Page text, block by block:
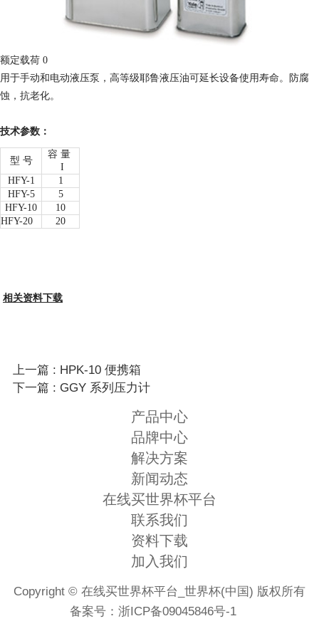
额定载荷 0
用于手动和电动液压泵，高等级耶鲁液压油可延长设备使用寿命。防腐
蚀，抗老化。
技术参数：
型 号
容 量
I
HFY-1
1
HFY-5
5
HFY-10
10
HFY-20
20
相关资料下载
上一篇 : HPK-10 便携箱
下一篇 : GGY 系列压力计
产品中心
品牌中心
解决方案
新闻动态
在线买世界杯平台
联系我们
资料下载
加入我们
Copyright © 在线买世界杯平台_世界杯(中国) 版权所有
备案号：浙ICP备09045846号-1